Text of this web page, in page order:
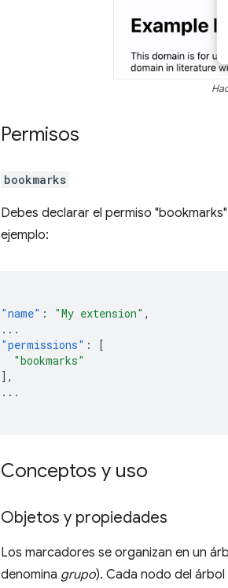
Permisos
bookmarks
Debes declarar el permiso
ejemplo:
"name" : "My extension" ,
...
"permissions" :
[
"bookmarks"
],
...
Conceptos y uso
Objetos y propiedades
Los marcadores se organizan en un
denomina grupo). Cada nodo del